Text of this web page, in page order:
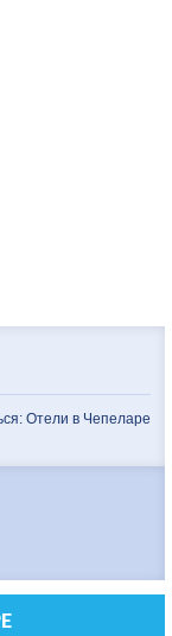
Отели в Чепеларе